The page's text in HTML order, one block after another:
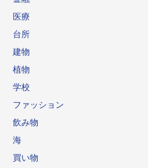
医療
台所
建物
植物
学校
ファッション
飲み物
海
買い物